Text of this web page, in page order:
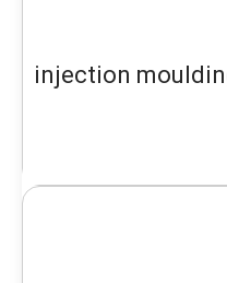
injection